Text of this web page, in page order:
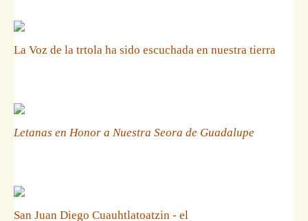
La Voz de la trtola ha sido escuchada en nuestra tierra
Letanas en Honor a Nuestra Seora de Guadalupe
San Juan Diego Cuauhtlatoatzin - el